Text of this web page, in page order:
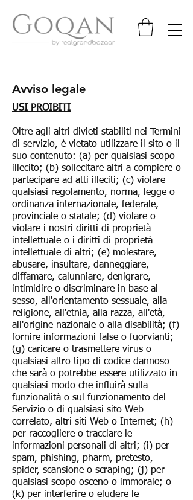
Avviso legale
USI PROIBITI
Oltre agli altri divieti stabiliti nei Termini
di servizio, è vietato utilizzare il sito o il
suo contenuto: (a) per qualsiasi scopo
illecito; (b) sollecitare altri a compiere o
partecipare ad atti illeciti; (c) violare
qualsiasi regolamento, norma, legge o
ordinanza internazionale, federale,
provinciale o statale; (d) violare o
violare i nostri diritti di proprietà
intellettuale o i diritti di proprietà
intellettuale di altri; (e) molestare,
abusare, insultare, danneggiare,
diffamare, calunniare, denigrare,
intimidire o discriminare in base al
sesso, all'orientamento sessuale, alla
religione, all'etnia, alla razza, all'età,
all'origine nazionale o alla disabilità; (f)
fornire informazioni false o fuorvianti;
(g) caricare o trasmettere virus o
qualsiasi altro tipo di codice dannoso
che sarà o potrebbe essere utilizzato in
qualsiasi modo che influirà sulla
funzionalità o sul funzionamento del
Servizio o di qualsiasi sito Web
correlato, altri siti Web o Internet; (h)
per raccogliere o tracciare le
informazioni personali di altri; (i) per
spam, phishing, pharm, pretesto,
spider, scansione o scraping; (j) per
qualsiasi scopo osceno o immorale; o
(k) per interferire o eludere le